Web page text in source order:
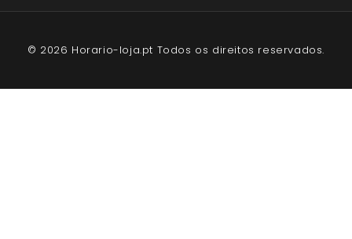
© 2026 Horario-loja.pt Todos os direitos reservados.